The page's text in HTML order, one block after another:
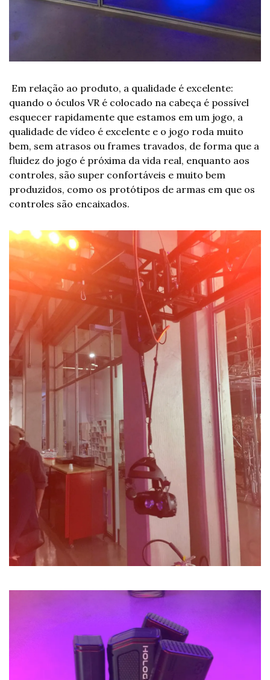
quando o óculos VR é colocado na cabeça é possível
esquecer rapidamente que estamos em um jogo, a
qualidade de vídeo é excelente e o jogo roda muito
bem, sem atrasos ou frames travados, de forma que a
fluidez do jogo é próxima da vida real, enquanto aos
controles, são super confortáveis e muito bem
produzidos, como os protótipos de armas em que os
controles são encaixados.